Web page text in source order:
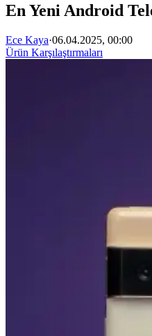
En Yeni Android
Ece Kaya·06.04.2025, 00:00
Ürün Karşılaştırmaları